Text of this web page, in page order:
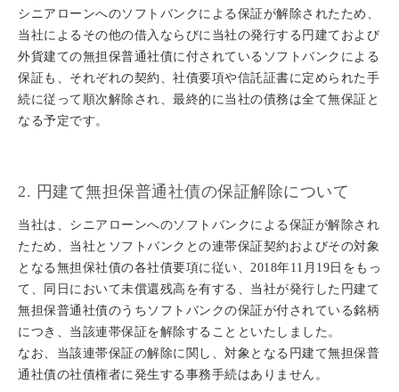
シニアローンへのソフトバンクによる保証が解除されたため、
当社によるその他の借入ならびに当社の発行する円建ておよび
外貨建ての無担保普通社債に付されているソフトバンクによる
保証も、それぞれの契約、社債要項や信託証書に定められた手
続に従って順次解除され、最終的に当社の債務は全て無保証と
なる予定です。
2. 円建て無担保普通社債の保証解除について
当社は、シニアローンへのソフトバンクによる保証が解除され
たため、当社とソフトバンクとの連帯保証契約およびその対象
となる無担保社債の各社債要項に従い、2018年11月19日をもっ
て、同日において未償還残高を有する、当社が発行した円建て
無担保普通社債のうちソフトバンクの保証が付されている銘柄
につき、当該連帯保証を解除することといたしました。
なお、当該連帯保証の解除に関し、対象となる円建て無担保普
通社債の社債権者に発生する事務手続はありません。